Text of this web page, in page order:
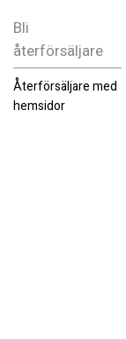
Bli
återförsäljare
Återförsäljare med
hemsidor